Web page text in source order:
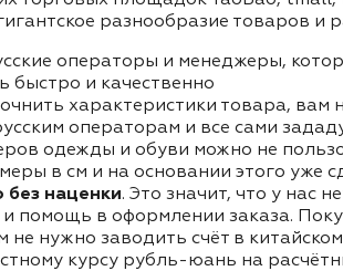
разнообразие товаров и
операторы и менеджеры,
быстро и качественно
характеристики товара, вам
операторам и все сами
одежды и обуви можно не
в см и на основании этого уже
без наценки. Это значит, что у нас
помощь в оформлении заказа.
не нужно заводить счёт в
курсу рубль-юань на